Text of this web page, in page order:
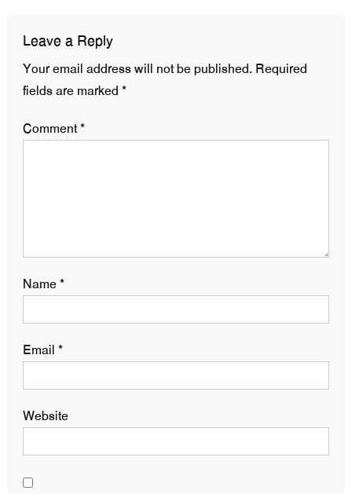
Leave a Reply
Your email address will not be published. Required
fields are marked *
Comment*
Name*
Email *
Website